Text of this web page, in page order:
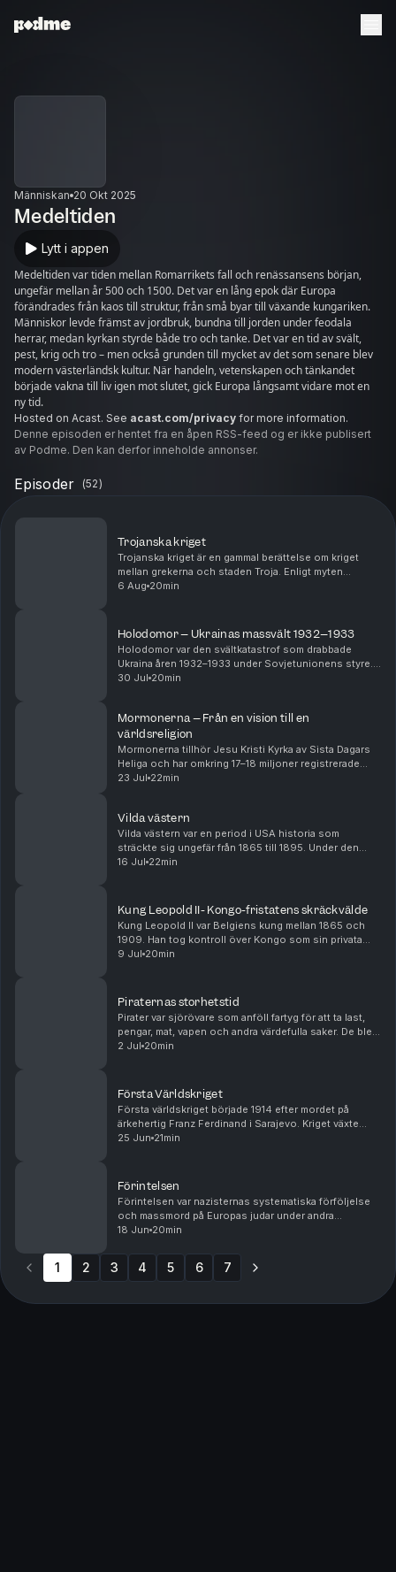
Människan 20 Okt 2025
Medeltiden
Lytt i appen
Medeltiden var tiden mellan Romarrikets fall och renässansens början,
ungefär mellan år 500 och 1500. Det var en lång epok där Europa
förändrades från kaos till struktur, från små byar till växande kungariken.
Människor levde främst av jordbruk, bundna till jorden under feodala
herrar, medan kyrkan styrde både tro och tanke. Det var en tid av svält,
pest, krig och tro – men också grunden till mycket av det som senare blev
modern västerländsk kultur. När handeln, vetenskapen och tänkandet
började vakna till liv igen mot slutet, gick Europa långsamt vidare mot en
ny tid.
Hosted on Acast. See acast.com/privacy for more information.
Denne episoden er hentet fra en åpen RSS-feed og er ikke publisert
av Podme. Den kan derfor inneholde annonser.
Episoder (52)
Trojanska kriget
Trojanska kriget är en gammal berättelse om kriget
mellan grekerna och staden Troja. Enligt myten
började allt när Paris från Troja tog med sig Helena från
6 Aug 20min
Holodomor – Ukrainas massvält 1932–1933
Holodomor var den svältkatastrof som drabbade
Ukraina åren 1932–1933 under Sovjetunionens styre.
Miljontals människor dog när staten beslagtog
30 Jul 20min
Mormonerna – Från en vision till en
världsreligion
Mormonerna tillhör Jesu Kristi Kyrka av Sista Dagars
Heliga och har omkring 17–18 miljoner registrerade
medlemmar världen över. Den största gruppen finns i
23 Jul 22min
Vilda västern
Vilda västern var en period i USA historia som
sträckte sig ungefär från 1865 till 1895. Under den
tiden flyttade miljontals människor västerut i jakt på
16 Jul 22min
Kung Leopold II- Kongo-fristatens skräckvälde
Kung Leopold II var Belgiens kung mellan 1865 och
1909. Han tog kontroll över Kongo som sin privata
egendom och kallade området Kongo-fristaten. Där
9 Jul 20min
Piraternas storhetstid
Pirater var sjörövare som anföll fartyg för att ta last,
pengar, mat, vapen och andra värdefulla saker. De blev
särskilt kända under piraternas guldålder på 1600-
2 Jul 20min
Första Världskriget
Första världskriget började 1914 efter mordet på
ärkehertig Franz Ferdinand i Sarajevo. Kriget växte
snabbt eftersom Europas stormakter redan var
25 Jun 21min
Förintelsen
Förintelsen var nazisternas systematiska förföljelse
och massmord på Europas judar under andra
världskriget. Ungefär sex miljoner judar mördades,
såg...
18 Jun 20min
1 2 3 4 5 6 7